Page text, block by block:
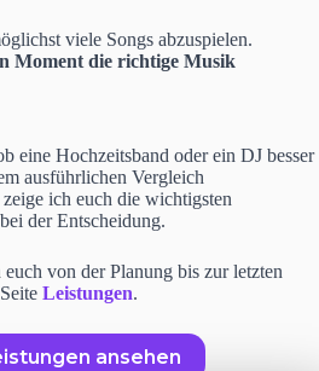
viele Songs abzuspielen.
Moment die richtige Musik
eine Hochzeitsband oder ein DJ besser
ausführlichen Vergleich
zeige ich euch die wichtigsten
der Entscheidung.
von der Planung bis zur letzten
Leistungen.
ansehen